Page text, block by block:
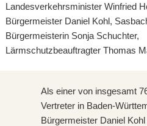
Landesverkehrsminister Winfried
Bürgermeister Daniel Kohl,
Bürgermeisterin Sonja Schuchter,
Lärmschutzbeauftragter Thomas
Als einer von insgesamt
Vertreter in Baden-
Bürgermeister Daniel